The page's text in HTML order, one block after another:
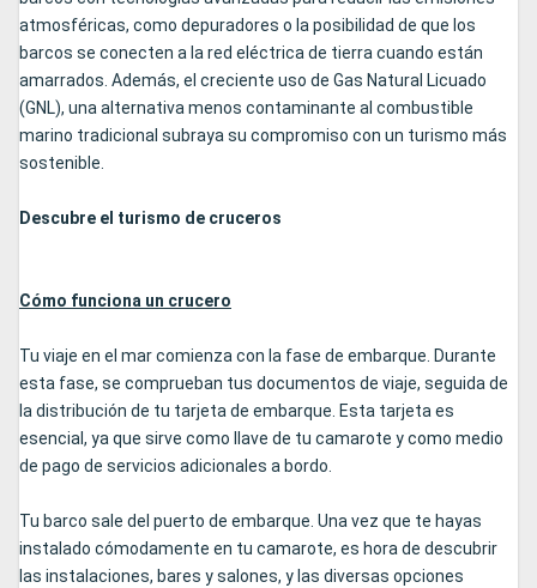
atmosféricas, como depuradores o la posibilidad de que los
barcos se conecten a la red eléctrica de tierra cuando están
amarrados. Además, el creciente uso de Gas Natural Licuado
(GNL), una alternativa menos contaminante al combustible
marino tradicional subraya su compromiso con un turismo más
sostenible.
Descubre el turismo de cruceros
Cómo funciona un crucero
Tu viaje en el mar comienza con la fase de embarque. Durante
esta fase, se comprueban tus documentos de viaje, seguida de
la distribución de tu tarjeta de embarque. Esta tarjeta es
esencial, ya que sirve como llave de tu camarote y como medio
de pago de servicios adicionales a bordo.
Tu barco sale del puerto de embarque. Una vez que te hayas
instalado cómodamente en tu camarote, es hora de descubrir
las instalaciones, bares y salones, y las diversas opciones